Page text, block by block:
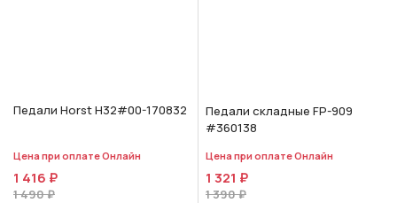
Педали Horst H32#00-170832
Цена при оплате Онлайн
1 416 ₽
1 490 ₽
Педали складные FP-909
#360138
Цена при оплате Онлайн
1 321 ₽
1 390 ₽